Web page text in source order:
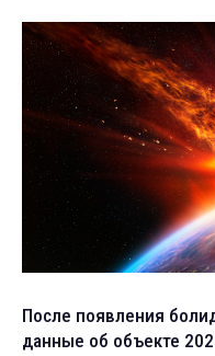
После появления
данные об объекте